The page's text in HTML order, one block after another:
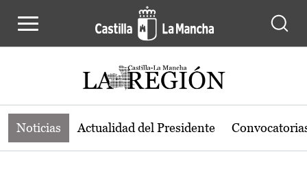
Noticias de la región de Castilla-La
Noticias Actualidad del Presidente